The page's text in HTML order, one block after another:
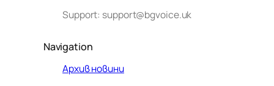
Support: support@bgvoice.uk
Navigation
Архив новини